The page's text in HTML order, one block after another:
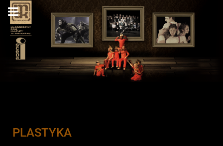
PLASTYKA